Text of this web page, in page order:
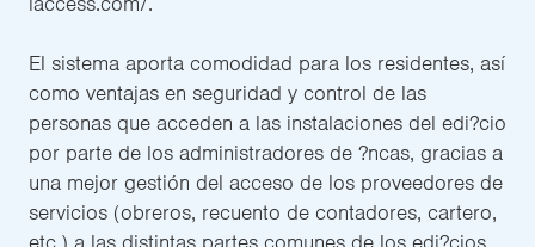
El sistema aporta comodidad para los residentes, así
como ventajas en seguridad y control de las
personas que acceden a las instalaciones del edi?cio
por parte de los administradores de ?ncas, gracias a
una mejor gestión del acceso de los proveedores de
servicios (obreros, recuento de contadores, cartero,